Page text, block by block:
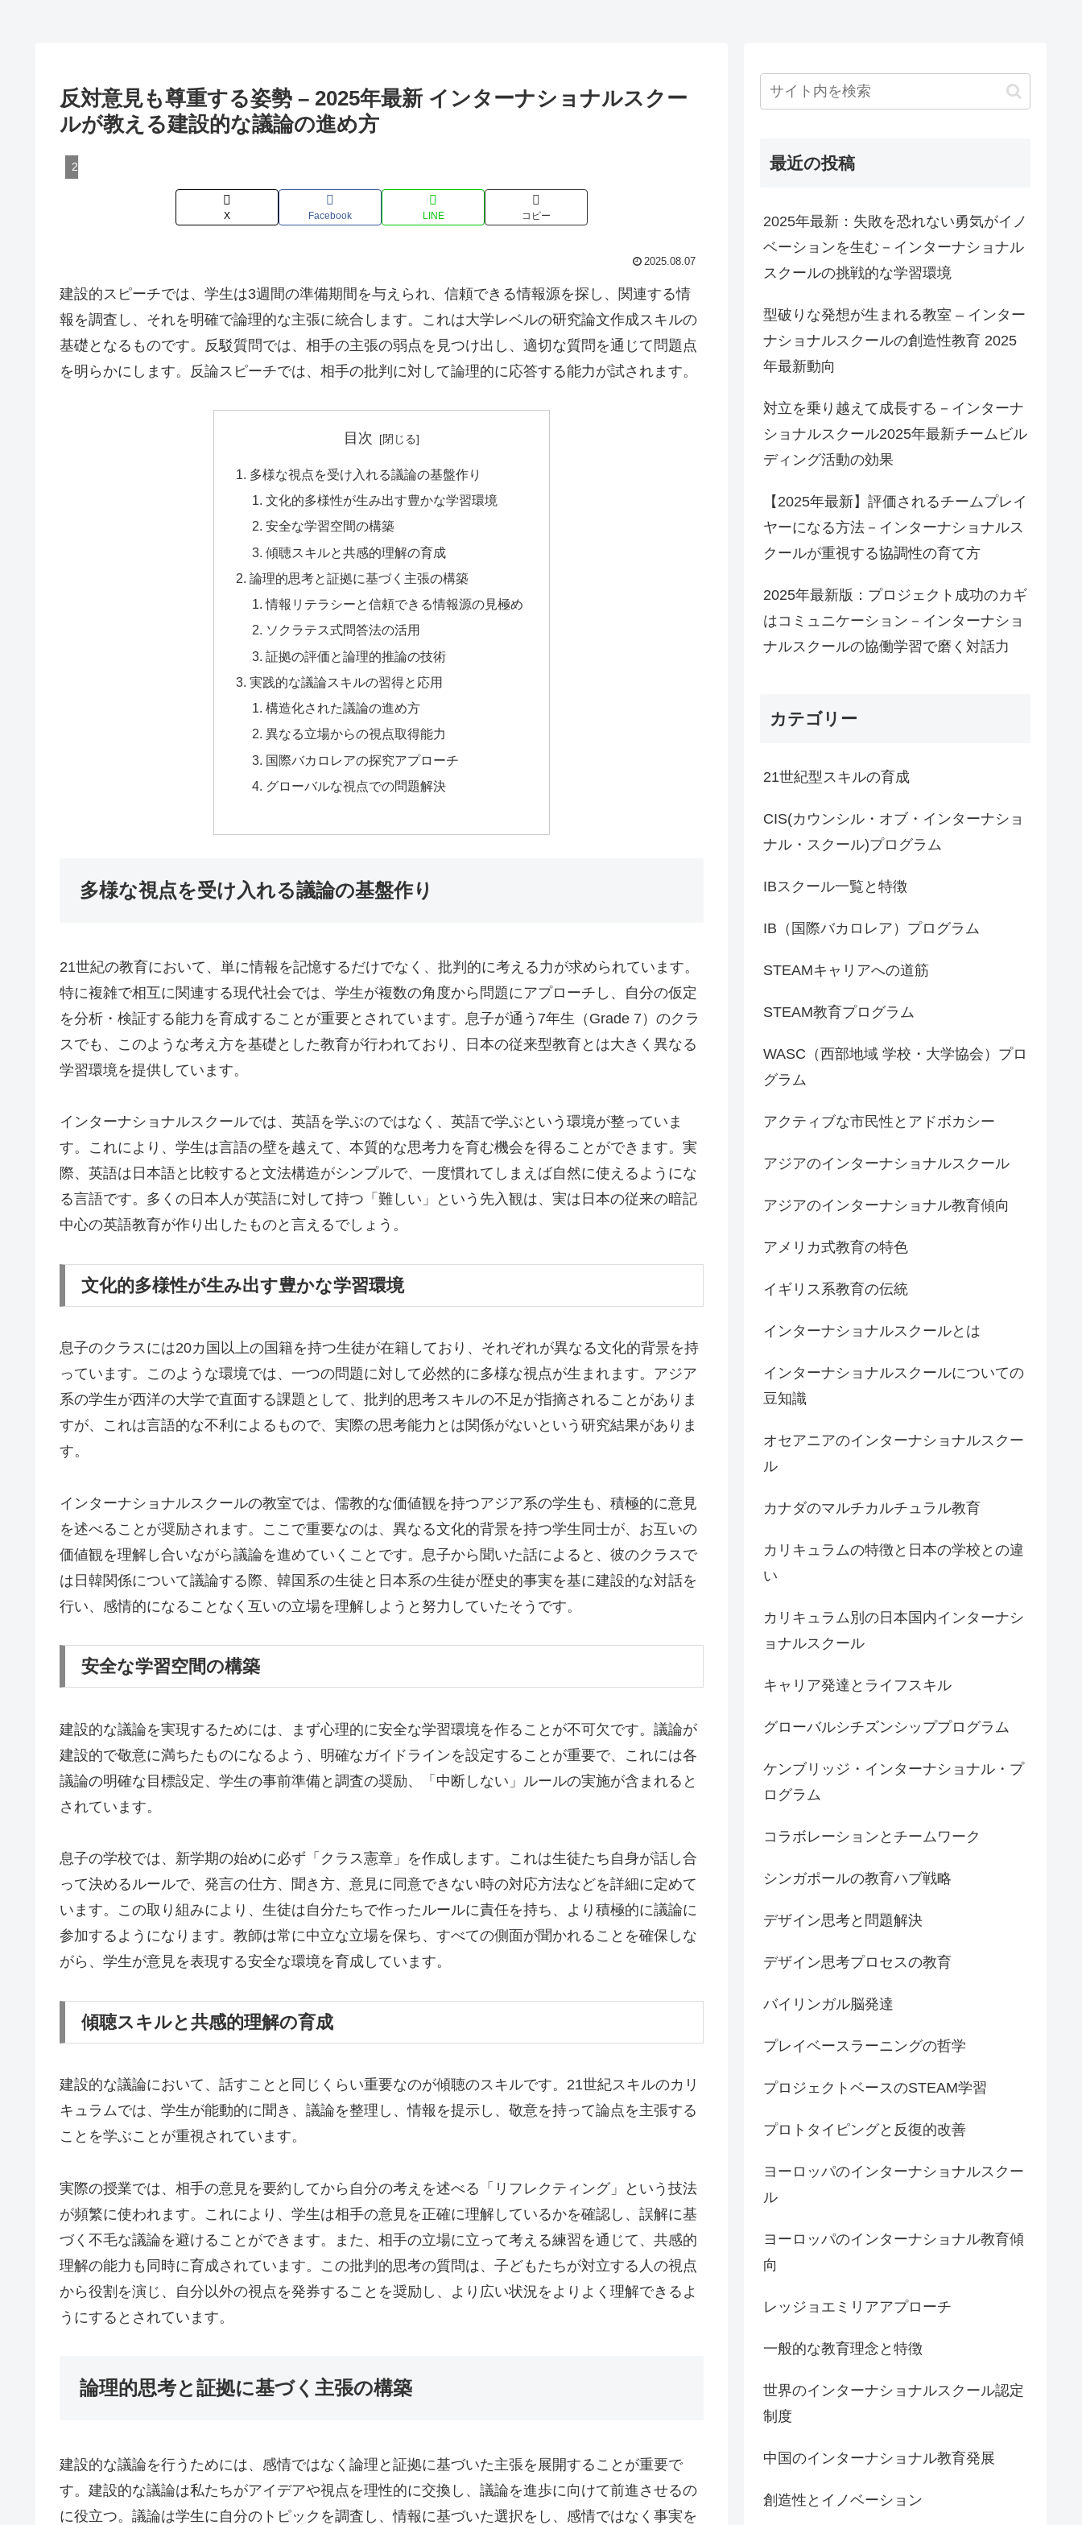
反対意見も尊重する姿勢 – 2025年最新 インターナショナルスクー
ルが教える建設的な議論の進め方
21世紀型スキルの育成
X Facebook LINE コピー
2025.08.07
建設的スピーチでは、学生は3週間の準備期間を与えられ、信頼できる情報源を探し、関連する情
報を調査し、それを明確で論理的な主張に統合します。これは大学レベルの研究論文作成スキルの
基礎となるものです。反駁質問では、相手の主張の弱点を見つけ出し、適切な質問を通じて問題点
を明らかにします。反論スピーチでは、相手の批判に対して論理的に応答する能力が試されます。
目次
多様な視点を受け入れる議論の基盤作り
文化的多様性が生み出す豊かな学習環境
安全な学習空間の構築
傾聴スキルと共感的理解の育成
論理的思考と証拠に基づく主張の構築
情報リテラシーと信頼できる情報源の見極め
ソクラテス式問答法の活用
証拠の評価と論理的推論の技術
実践的な議論スキルの習得と応用
構造化された議論の進め方
異なる立場からの視点取得能力
国際バカロレアの探究アプローチ
グローバルな視点での問題解決
多様な視点を受け入れる議論の基盤作り
21世紀の教育において、単に情報を記憶するだけでなく、批判的に考える力が求められています。
特に複雑で相互に関連する現代社会では、学生が複数の角度から問題にアプローチし、自分の仮定
を分析・検証する能力を育成することが重要とされています。息子が通う7年生（Grade 7）のクラ
スでも、このような考え方を基礎とした教育が行われており、日本の従来型教育とは大きく異なる
学習環境を提供しています。
インターナショナルスクールでは、英語を学ぶのではなく、英語で学ぶという環境が整っていま
す。これにより、学生は言語の壁を越えて、本質的な思考力を育む機会を得ることができます。実
際、英語は日本語と比較すると文法構造がシンプルで、一度慣れてしまえば自然に使えるようにな
る言語です。多くの日本人が英語に対して持つ「難しい」という先入観は、実は日本の従来の暗記
中心の英語教育が作り出したものと言えるでしょう。
文化的多様性が生み出す豊かな学習環境
息子のクラスには20カ国以上の国籍を持つ生徒が在籍しており、それぞれが異なる文化的背景を持
っています。このような環境では、一つの問題に対して必然的に多様な視点が生まれます。アジア
系の学生が西洋の大学で直面する課題として、批判的思考スキルの不足が指摘されることがありま
すが、これは言語的な不利によるもので、実際の思考能力とは関係がないという研究結果がありま
す。
インターナショナルスクールの教室では、儒教的な価値観を持つアジア系の学生も、積極的に意見
を述べることが奨励されます。ここで重要なのは、異なる文化的背景を持つ学生同士が、お互いの
価値観を理解し合いながら議論を進めていくことです。息子から聞いた話によると、彼のクラスで
は日韓関係について議論する際、韓国系の生徒と日本系の生徒が歴史的事実を基に建設的な対話を
行い、感情的になることなく互いの立場を理解しようと努力していたそうです。
安全な学習空間の構築
建設的な議論を実現するためには、まず心理的に安全な学習環境を作ることが不可欠です。議論が
建設的で敬意に満ちたものになるよう、明確なガイドラインを設定することが重要で、これには各
議論の明確な目標設定、学生の事前準備と調査の奨励、「中断しない」ルールの実施が含まれると
されています。
息子の学校では、新学期の始めに必ず「クラス憲章」を作成します。これは生徒たち自身が話し合
って決めるルールで、発言の仕方、聞き方、意見に同意できない時の対応方法などを詳細に定めて
います。この取り組みにより、生徒は自分たちで作ったルールに責任を持ち、より積極的に議論に
参加するようになります。教師は常に中立な立場を保ち、すべての側面が聞かれることを確保しな
がら、学生が意見を表現する安全な環境を育成しています。
傾聴スキルと共感的理解の育成
建設的な議論において、話すことと同じくらい重要なのが傾聴のスキルです。21世紀スキルのカリ
キュラムでは、学生が能動的に聞き、議論を整理し、情報を提示し、敬意を持って論点を主張する
ことを学ぶことが重視されています。
実際の授業では、相手の意見を要約してから自分の考えを述べる「リフレクティング」という技法
が頻繁に使われます。これにより、学生は相手の意見を正確に理解しているかを確認し、誤解に基
づく不毛な議論を避けることができます。また、相手の立場に立って考える練習を通じて、共感的
理解の能力も同時に育成されています。この批判的思考の質問は、子どもたちが対立する人の視点
から役割を演じ、自分以外の視点を発券することを奨励し、より広い状況をよりよく理解できるよ
うにするとされています。
論理的思考と証拠に基づく主張の構築
建設的な議論を行うためには、感情ではなく論理と証拠に基づいた主張を展開することが重要で
す。建設的な議論は私たちがアイデアや視点を理性的に交換し、議論を進歩に向けて前進させるの
に役立つ。議論は学生に自分のトピックを調査し、情報に基づいた選択をし、感情ではなく事実を
最近の投稿
2025年最新：失敗を恐れない勇気がイノ
ベーションを生む－インターナショナル
スクールの挑戦的な学習環境
型破りな発想が生まれる教室 – インター
ナショナルスクールの創造性教育 2025
年最新動向
対立を乗り越えて成長する－インターナ
ショナルスクール2025年最新チームビル
ディング活動の効果
【2025年最新】評価されるチームプレイ
ヤーになる方法－インターナショナルス
クールが重視する協調性の育て方
2025年最新版：プロジェクト成功のカギ
はコミュニケーション－インターナショ
ナルスクールの協働学習で磨く対話力
カテゴリー
21世紀型スキルの育成
CIS(カウンシル・オブ・インターナショ
ナル・スクール)プログラム
IBスクール一覧と特徴
IB（国際バカロレア）プログラム
STEAMキャリアへの道筋
STEAM教育プログラム
WASC（西部地域 学校・大学協会）プロ
グラム
アクティブな市民性とアドボカシー
アジアのインターナショナルスクール
アジアのインターナショナル教育傾向
アメリカ式教育の特色
イギリス系教育の伝統
インターナショナルスクールとは
インターナショナルスクールについての
豆知識
オセアニアのインターナショナルスクー
ル
カナダのマルチカルチュラル教育
カリキュラムの特徴と日本の学校との違
い
カリキュラム別の日本国内インターナシ
ョナルスクール
キャリア発達とライフスキル
グローバルシチズンシッププログラム
ケンブリッジ・インターナショナル・プ
ログラム
コラボレーションとチームワーク
シンガポールの教育ハブ戦略
デザイン思考と問題解決
デザイン思考プロセスの教育
バイリンガル脳発達
プレイベースラーニングの哲学
プロジェクトベースのSTEAM学習
プロトタイピングと反復的改善
ヨーロッパのインターナショナルスクー
ル
ヨーロッパのインターナショナル教育傾
向
レッジョエミリアアプローチ
一般的な教育理念と特徴
世界のインターナショナルスクール認定
制度
中国のインターナショナル教育発展
創造性とイノベーション